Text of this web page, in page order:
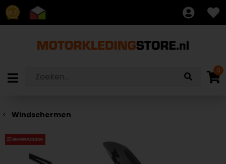
8.7
0
Windschermen